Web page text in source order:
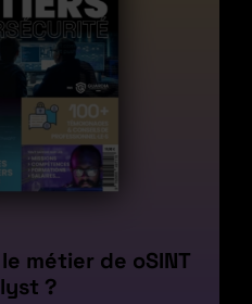
métier de oSINT
?